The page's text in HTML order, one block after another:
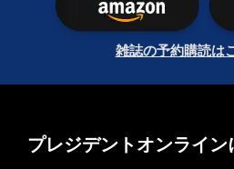
雑誌の予約購読は
プレジデントオンライン